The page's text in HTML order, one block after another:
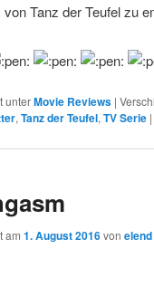
von Tanz der Teufel zu
unterMovie Reviews |
, Tanz der Teufel, TV Serie |
am 1. August 2016von elend